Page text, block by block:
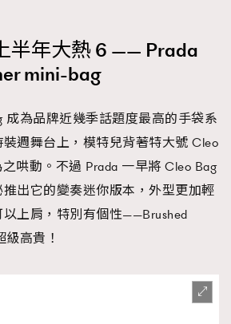
半年大熱 6 —— Prada
mini-bag
成為品牌近幾季話題度最高的手袋系
週舞台上，模特兒背著特大號 Cleo
哄動。不過 Prada 一早將 Cleo Bag
出它的變奏迷你版本，外型更加輕
上肩，特別有個性——Brushed
高貴！